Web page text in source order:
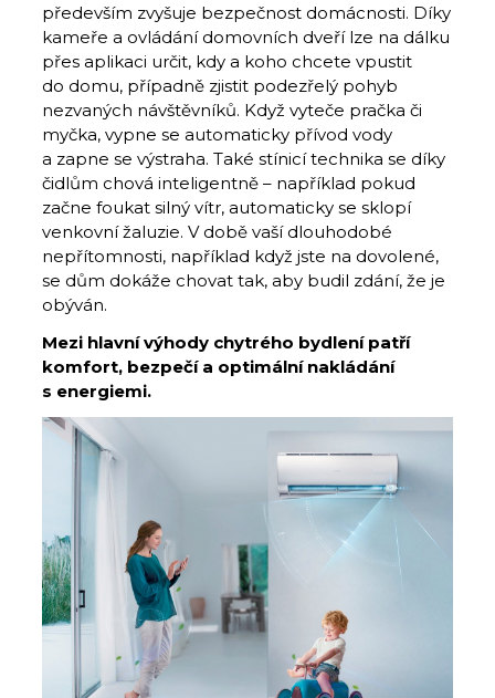
především zvyšuje bezpečnost domácnosti. Díky
kameře a ovládání domovních dveří lze na dálku
přes aplikaci určit, kdy a koho chcete vpustit
do domu, případně zjistit podezřelý pohyb
nezvaných návštěvníků. Když vyteče pračka či
myčka, vypne se automaticky přívod vody
a zapne se výstraha. Také stínicí technika se díky
čidlům chová inteligentně – například pokud
začne foukat silný vítr, automaticky se sklopí
venkovní žaluzie. V době vaší dlouhodobé
nepřítomnosti, například když jste na dovolené,
se dům dokáže chovat tak, aby budil zdání, že je
obýván.
Mezi hlavní výhody chytrého bydlení patří
komfort, bezpečí a optimální nakládání
s energiemi.